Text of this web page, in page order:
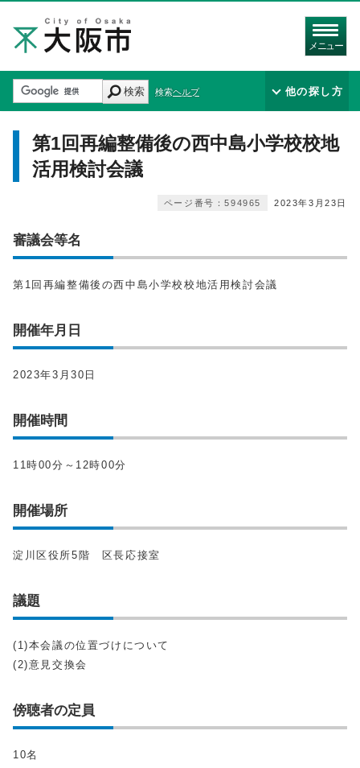
メニュー
検索 検索ヘルプ 他の探し方
第1回再編整備後の西中島小学校校地
活用検討会議
2023年3月23日
ページ番号：594965
審議会等名
第1回再編整備後の西中島小学校校地活用検討会議
開催年月日
2023年3月30日
開催時間
11時00分～12時00分
開催場所
淀川区役所5階 区長応接室
議題
(1)本会議の位置づけについて
(2)意見交換会
傍聴者の定員
10名